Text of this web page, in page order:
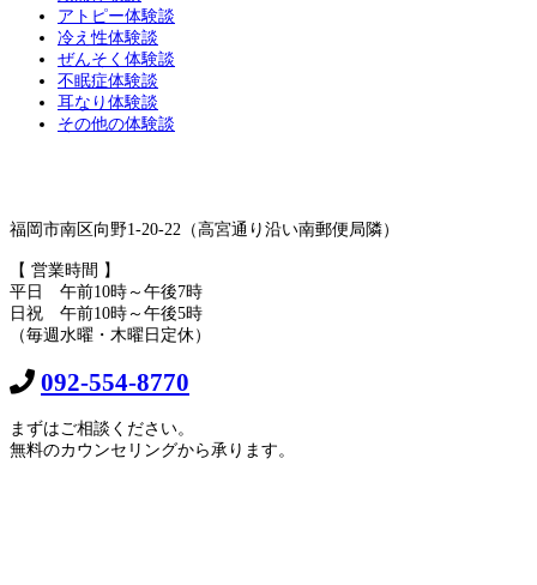
アトピー体験談
冷え性体験談
ぜんそく体験談
不眠症体験談
耳なり体験談
その他の体験談
福岡市南区向野1-20-22（高宮通り沿い南郵便局隣）
【 営業時間 】
平日 午前10時～午後7時
日祝 午前10時～午後5時
（毎週水曜・木曜日定休）
092-554-8770
まずはご相談ください。
無料のカウンセリングから承ります。